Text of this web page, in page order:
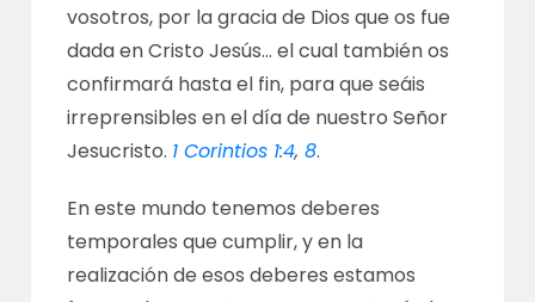
vosotros, por la gracia de Dios que os fue
dada en Cristo Jesús… el cual también os
confirmará hasta el fin, para que seáis
irreprensibles en el día de nuestro Señor
Jesucristo. 1 Corintios 1:4,8.
En este mundo tenemos deberes
temporales que cumplir, y en la
realización de esos deberes estamos